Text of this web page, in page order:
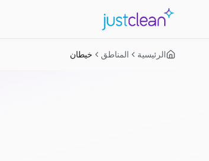
الرئيسية المناطق خيطان